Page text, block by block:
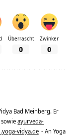
Überrascht
0
Zwinker
0
Bad Meinberg. Er
sowieayurveda-
vidya.de - An Yoga